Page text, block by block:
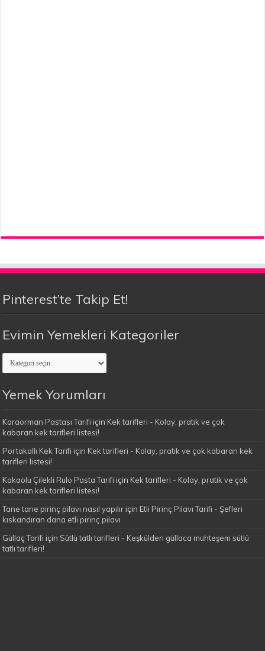
Pinterest’te Takip Et!
Evimin Yemekleri Kategoriler
Evimin
Yemekleri
Kategoriler
Yemek Yorumları
Karaorman Pastası Tarifi için Kek tarifleri - Kolay, pratik ve çok
kabaran kek tarifleri listesi!
Portakallı Kek Tarifi için Kek tarifleri - Kolay, pratik ve çok kabaran kek
tarifleri listesi!
Kakaolu Çilekli Rulo Pasta Tarifi için Kek tarifleri - Kolay, pratik ve çok
kabaran kek tarifleri listesi!
Tane tane pirinç pilavı nasıl yapılır için Etli Pirinç Pilavı Tarifi - Şefleri
kıskandıran dana etli pirinç pilavı
Güllaç Tarifi için Sütlü tatlı tarifleri - Keşkülden güllaca muhteşem sütlü
tatlı tarifleri!